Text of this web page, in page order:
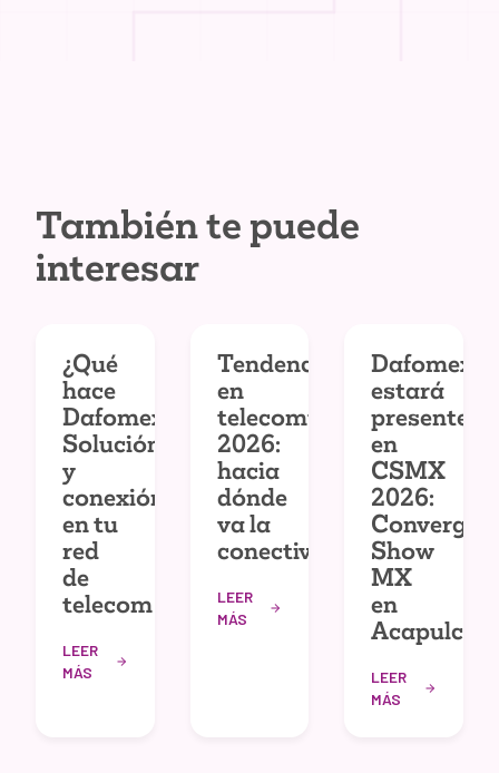
También te puede
interesar
¿Qué
hace
Dafomex?
Solución
y
conexión
en tu
red
de
telecom
LEER
MÁS
Tendencias
en
telecomunicaciones
2026:
hacia
dónde
va la
conectividad
LEER
MÁS
Dafomex
estará
presente
en
CSMX
2026:
Show
MX
en
Acapulco
LEER
MÁS